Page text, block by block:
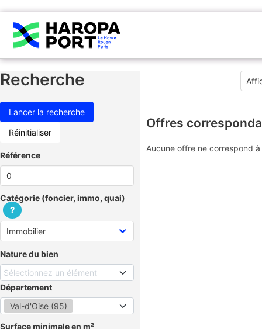
Recherche
Réinitialiser
Référence
Catégorie (foncier, immo, quai)
?
Nature du bien
Sélectionnez un élément
Département
Val-d'Oise (95)
Surface minimale en m²
Offres
Aucune offre ne correspond